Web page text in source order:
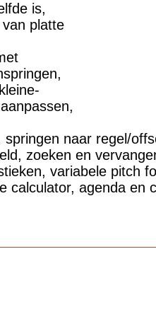
is,
platte
springen naar regel/
zoeken en
variabele pitch
calculator, agenda en